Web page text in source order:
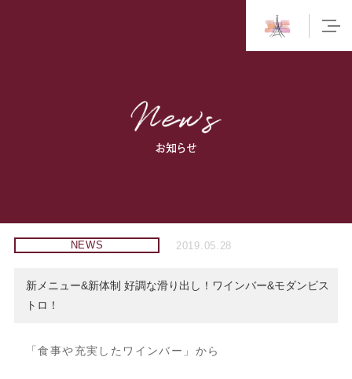
お知らせ
NEWS 2019.05.28
新メニュー&新体制 好調な滑り出し！ワインバー&モダンビス
トロ！
「食事や充実したワインバー」から